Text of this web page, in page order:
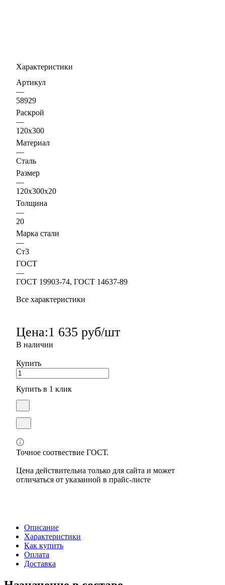
Характеристики
Артикул
—
58929
Раскрой
—
120х300
Материал
—
Сталь
Размер
—
120х300х20
Толщина
—
20
Марка стали
—
Ст3
ГОСТ
—
ГОСТ 19903-74, ГОСТ 14637-89
Все характеристики
Цена:1 635 руб/шт
В наличии
Купить
Купить в 1 клик
Точное соотвествие ГОСТ.
Цена действительна только для сайта и может
отличаться от указанной в прайс-листе
Описание
Характеристики
Как купить
Оплата
Доставка